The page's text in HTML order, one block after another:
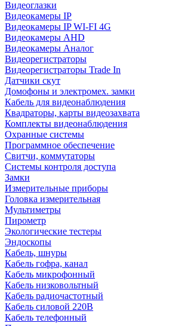
Видеоглазки
Видеокамеры IP
Видеокамеры IP WI-FI 4G
Видеокамеры AHD
Видеокамеры Аналог
Видеорегистраторы
Видеорегистраторы Trade In
Датчики скут
Домофоны и электромех. замки
Кабель для видеонаблюдения
Квадраторы, карты видеозахвата
Комплекты видеонаблюдения
Охранные системы
Программное обеспечение
Свитчи, коммутаторы
Системы контроля доступа
Замки
Измерительные приборы
Головка измерительная
Мультиметры
Пирометр
Экологические тестеры
Эндоскопы
Кабель, шнуры
Кабель гофра, канал
Кабель микрофонный
Кабель низковольтный
Кабель радиочастотный
Кабель силовой 220В
Кабель телефонный